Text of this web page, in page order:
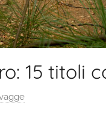
15 titoli